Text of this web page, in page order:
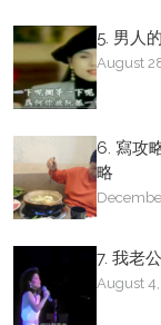
5. 男人
August
6. 寫攻
略
7. 我老公
August